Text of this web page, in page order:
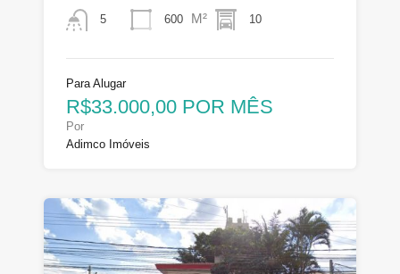
5 600 M² 10
Para Alugar
R$33.000,00 POR MÊS
Por
Adimco Imóveis